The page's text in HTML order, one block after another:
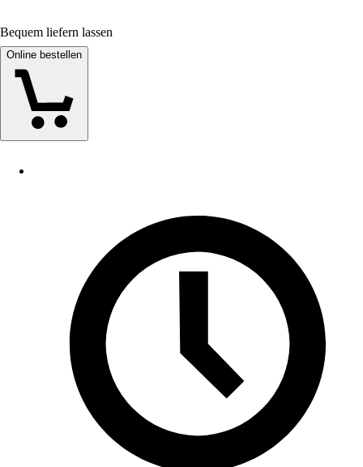
Bequem liefern lassen
Online bestellen